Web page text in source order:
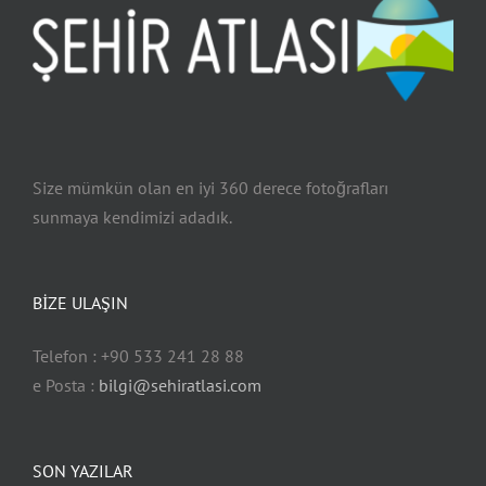
Hatay
Defne
Reyhanlı
Antakya
Size mümkün olan en iyi 360 derece fotoğrafları
sunmaya kendimizi adadık.
SON YAZILAR
BİZE ULAŞIN
Telefon : +90 533 241 28 88
e Posta : bilgi@sehiratlasi.com